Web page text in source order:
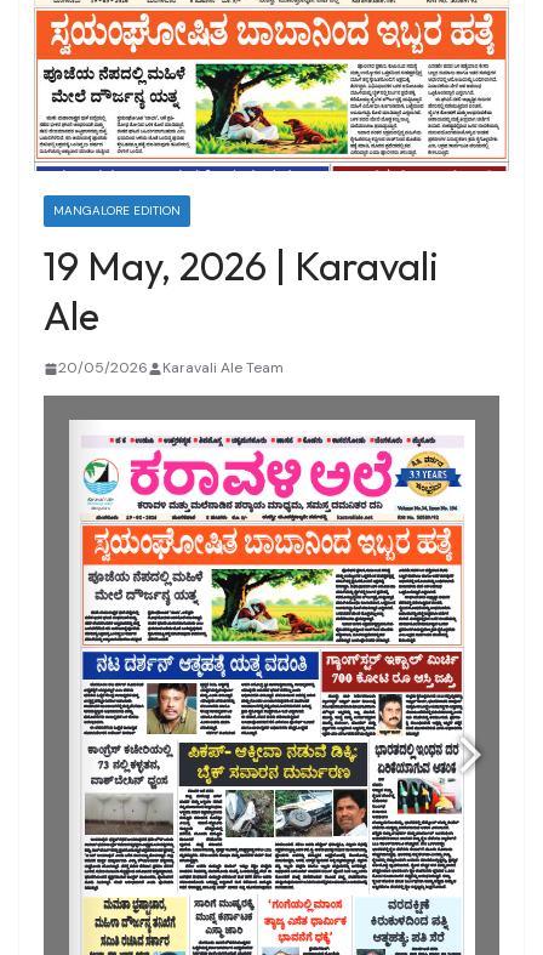
MANGALORE EDITION
19 May, 2026 | Karavali
Ale
20/05/2026 Karavali Ale Team